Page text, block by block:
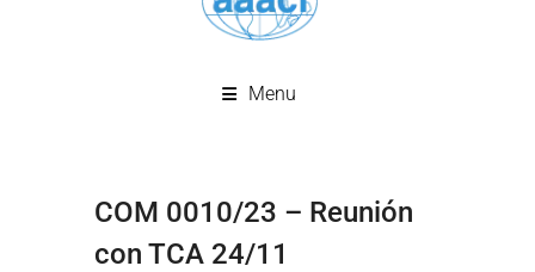
Menu
COM 0010/23 – Reunión
con TCA 24/11